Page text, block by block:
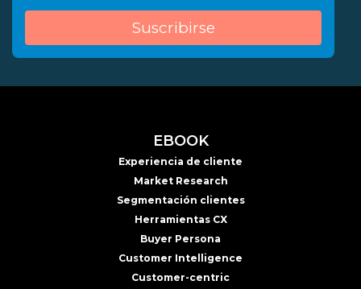
EBOOK
Experiencia de cliente
Market Research
Segmentación clientes
Herramientas CX
Buyer Persona
Customer Intelligence
Customer-centric